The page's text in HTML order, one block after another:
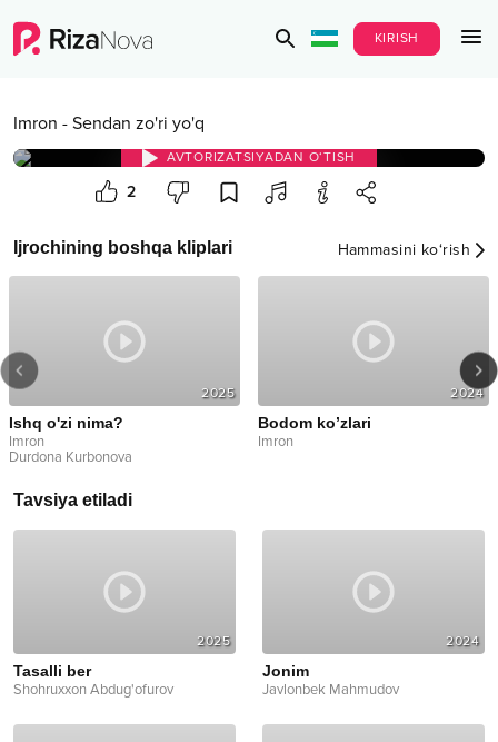
KIRISH
Imron - Sendan zo'ri yo'q
AVTORIZATSIYADAN O‘TISH
2
Ijrochining boshqa kliplari Hammasini ko‘rish
2025
Ishq o'zi nima?
Imron
Durdona Kurbonova
2024
Bodom ko’zlari
Imron
Tavsiya etiladi
2025
Tasalli ber
Shohruxxon Abdug'ofurov
2024
Jonim
Javlonbek Mahmudov